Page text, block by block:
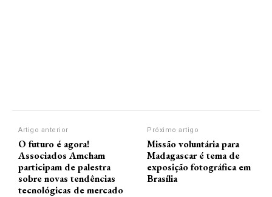
Artigo anterior
O futuro é agora!
Associados Amcham
participam de palestra
sobre novas tendências
tecnológicas de mercado
Próximo artigo
Missão voluntária para
Madagascar é tema de
exposição fotográfica em
Brasília